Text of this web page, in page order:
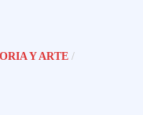
Y ARTE /